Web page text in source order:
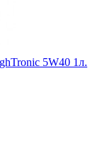
5W40 1л.